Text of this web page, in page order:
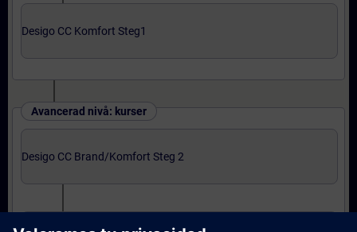
Desigo CC Komfort Steg1
Avancerad nivå: kurser
Desigo CC Brand/Komfort Steg 2